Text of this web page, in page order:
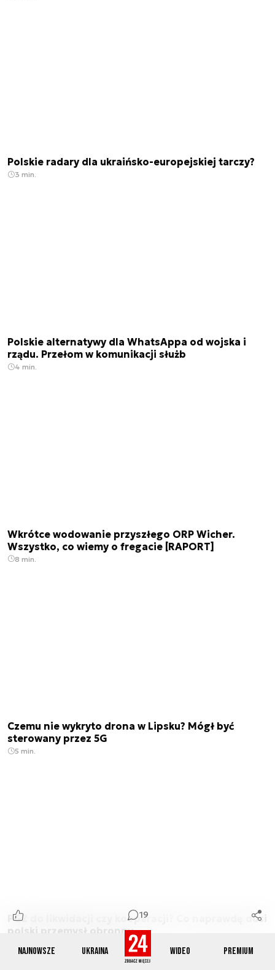
Najnowsze Ukraina Wideo Premium
19
Polskie radary dla ukraińsko-europejskiej tarczy?
3 min.
Polskie alternatywy dla WhatsAppa od wojska i
rządu. Przełom w komunikacji służb
4 min.
Wkrótce wodowanie przyszłego ORP Wicher.
Wszystko, co wiemy o fregacie [RAPORT]
8 min.
Czemu nie wykryto drona w Lipsku? Mógł być
sterowany przez 5G
5 min.
PGZ do likwidacji czy kooperacji? Co naprawdę dusi
polski przemysł obronny